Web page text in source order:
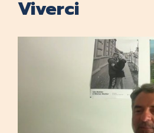
Viverci